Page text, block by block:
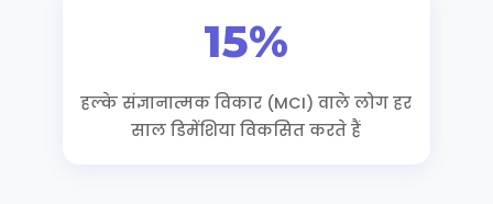
15%
हल्के संज्ञानात्मक विकार (MCI) वाले लोग हर
साल डिमेंशिया विकसित करते हैं